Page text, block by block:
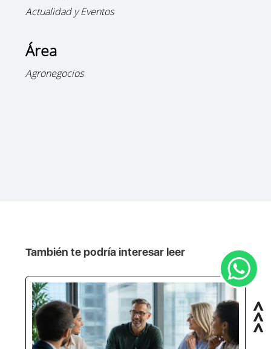
Actualidad y Eventos
Área
Agronegocios
También te podría interesar leer